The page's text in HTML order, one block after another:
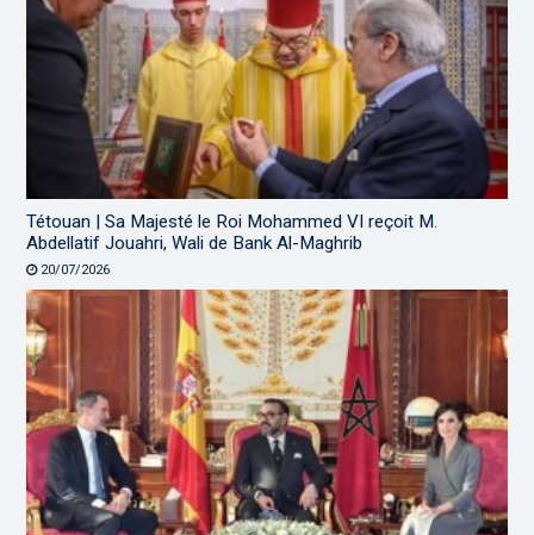
Tétouan | Sa Majesté le Roi Mohammed VI reçoit M.
Abdellatif Jouahri, Wali de Bank Al-Maghrib
20/07/2026